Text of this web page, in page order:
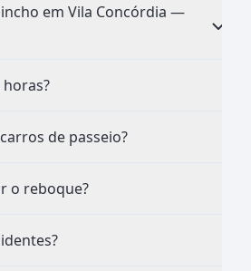
em Vila Concórdia —
de passeio?
o reboque?